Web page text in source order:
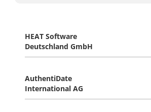
HEAT Software
Deutschland GmbH
AuthentiDate
International AG